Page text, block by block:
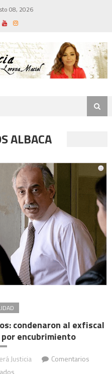
08, 2026
ALBACA
condenaron al exfiscal
encubrimiento
Justicia
Comentarios